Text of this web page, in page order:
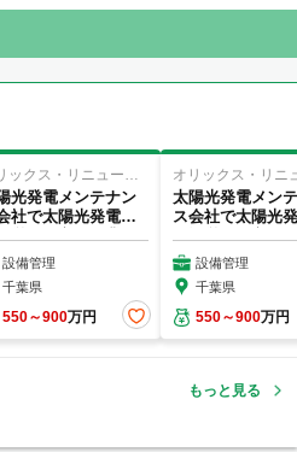
オリックス・リニューアブルエナジー・マネジメント株式会社
光発電メンテナン
社で太陽光発電所
営・保守管理業
設備管理
千葉県
550～900万円
太陽光発電メン
ス会社で太陽光
の運営・保守管
務...設備管理
千葉県
550～900万円
もっと見る